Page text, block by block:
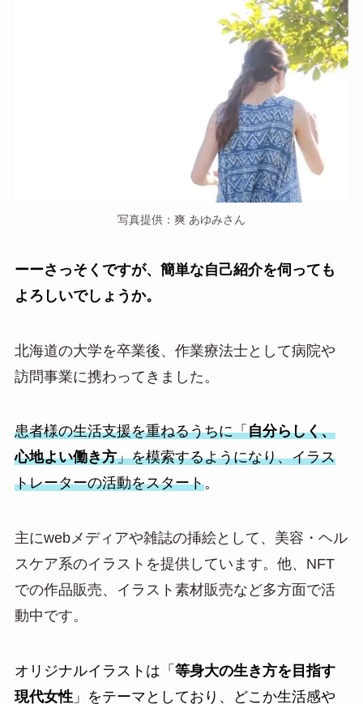
写真提供：爽 あゆみさん
ーーさっそくですが、簡単な自己紹介を伺っても
よろしいでしょうか。
北海道の大学を卒業後、作業療法士として病院や
訪問事業に携わってきました。
患者様の生活支援を重ねるうちに「自分らしく、
心地よい働き方」を模索するようになり、イラス
トレーターの活動をスタート。
主にwebメディアや雑誌の挿絵として、美容・ヘル
スケア系のイラストを提供しています。他、NFT
での作品販売、イラスト素材販売など多方面で活
動中です。
オリジナルイラストは「 等身大の生き方を目指す
現代女性」をテーマとしており、どこか生活感や